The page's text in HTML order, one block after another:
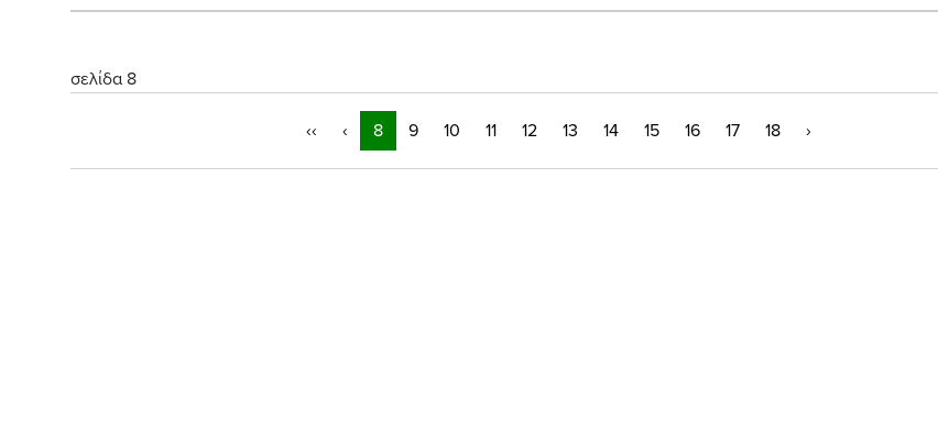
σελίδα 8
‹‹ ‹ 8 9 10 11 12 13 14 15 16 17 18 ›